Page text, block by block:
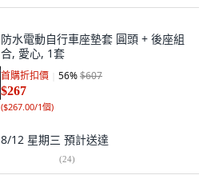
防水電動自行車座墊套 圓頭 + 後座組
合, 愛心, 1套
首購折扣價 56%$607
$267
($267.00/1個)
8/12 星期三 預計送達
(24)